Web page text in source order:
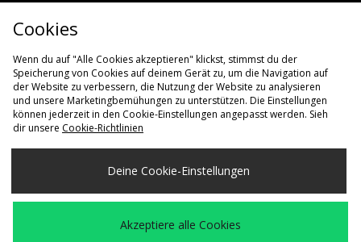
Lieferung Nach
Deutschland
Wir akzeptieren die folgenden Zahlungsmethoden
Cookies
Wenn du auf "Alle Cookies akzeptieren" klickst, stimmst du der
Speicherung von Cookies auf deinem Gerät zu, um die Navigation auf
der Website zu verbessern, die Nutzung der Website zu analysieren
und unsere Marketingbemühungen zu unterstützen. Die Einstellungen
können jederzeit in den Cookie-Einstellungen angepasst werden. Sieh
dir unsere Cookie-Richtlinien
Deine Cookie-Einstellungen
Akzeptiere alle Cookies